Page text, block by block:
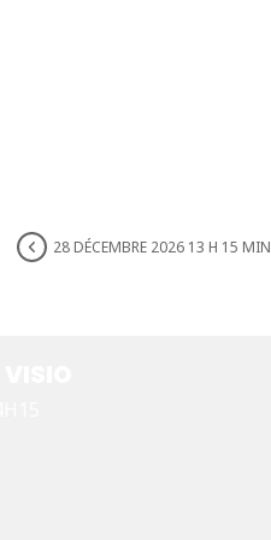
28 DÉCEMBRE 2026 13 H 15 MIN